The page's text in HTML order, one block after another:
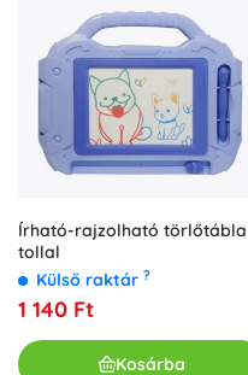
Írható-rajzolható törlőtábla
tollal
Külső raktár ?
1 140 Ft
Kosárba